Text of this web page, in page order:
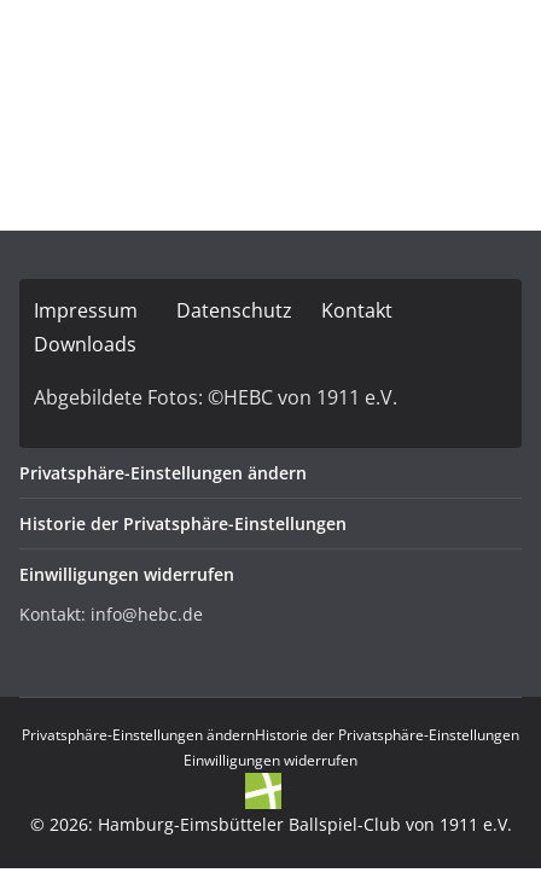
Impressum Datenschutz
Kontakt
Downloads
Abgebildete Fotos: ©HEBC von 1911 e.V.
Privatsphäre-Einstellungen ändern
Historie der Privatsphäre-Einstellungen
Einwilligungen widerrufen
Kontakt: info@hebc.de
Privatsphäre-Einstellungen ändernHistorie der Privatsphäre-Einstellungen
Einwilligungen widerrufen
© 2026: Hamburg-Eimsbütteler Ballspiel-Club von 1911 e.V.